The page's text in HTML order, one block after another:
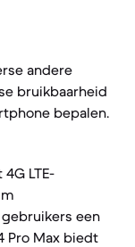
andere
bruikbaarheid
bepalen.
LTE-
een
Pro Max biedt